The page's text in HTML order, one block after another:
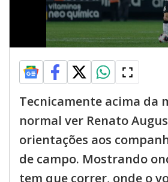
Tecnicamente acima da
normal ver Renato
orientações aos
de campo. Mostrando
tem que correr, onde o